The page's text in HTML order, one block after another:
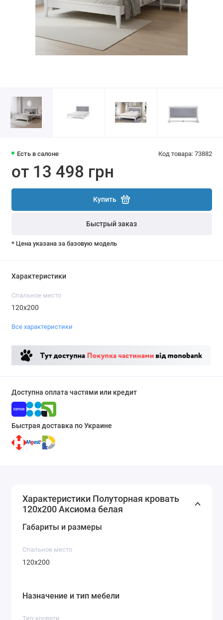
Есть в салоне Код товара: 73882
от 13 498 грн
Купить
Быстрый заказ
* Цена указана за базовую модель
Характеристики
Спальное место
120x200
Все характеристики
Доступна оплата частями или кредит
Быстрая доставка по Украине
Характеристики Полуторная кровать
120х200 Аксиома белая
Габариты и размеры
Спальное место
120x200
Назначение и тип мебели
Тип кровати